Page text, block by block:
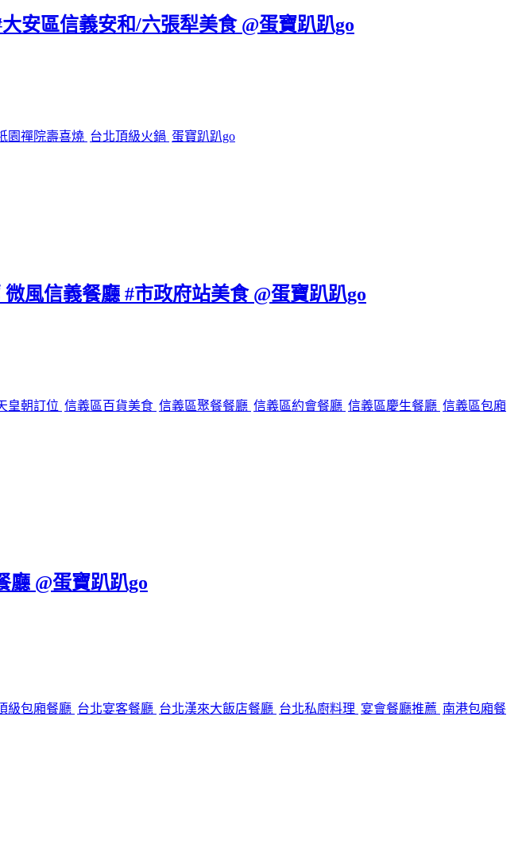
安區信義安和/六張犁美食 @蛋寶趴趴go
園禪院壽喜燒 台北頂級火鍋 蛋寶趴趴go
風信義餐廳 #市政府站美食 @蛋寶趴趴go
皇朝訂位 信義區百貨美食 信義區聚餐餐廳 信義區約會餐廳 信義區慶生餐廳 信義區包廂
@蛋寶趴趴go
級包廂餐廳 台北宴客餐廳 台北漢來大飯店餐廳 台北私廚料理 宴會餐廳推薦 南港包廂餐